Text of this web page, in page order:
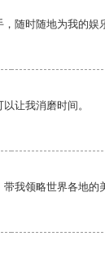
随时随地为我的娱
让我消磨时间。
我领略世界各地的